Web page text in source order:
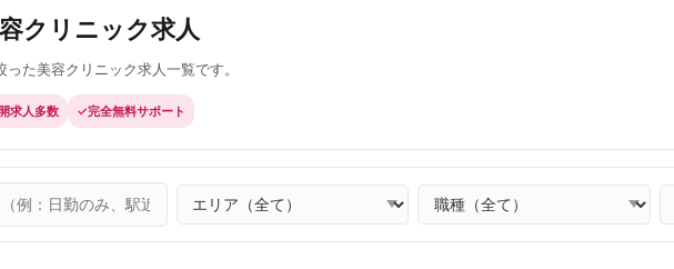
クリニック求人
った美容クリニック求人一覧です。
求人多数 完全無料サポート